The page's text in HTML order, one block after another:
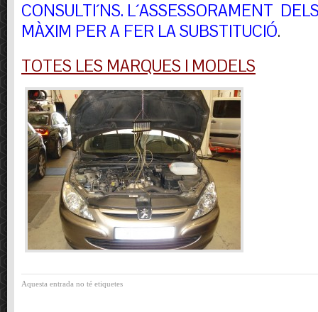
CONSULTI´NS. L´ASSESSORAMENT
MÀXIM PER A FER LA SUBSTITUCIÓ.
TOTES LES MARQUES I MODELS
Aquesta entrada no té etiquetes